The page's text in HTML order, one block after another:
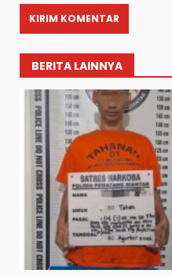
BERITA LAINNYA
Diduga